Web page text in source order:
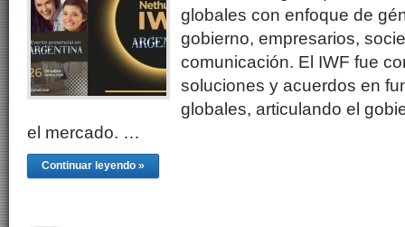
globales con enfoque de
gobierno, empresarios,
comunicación. El IWF fue
soluciones y acuerdos en
globales, articulando el
el mercado. …
Continuar leyendo »